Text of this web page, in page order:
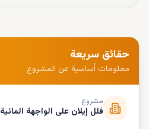
حقائق سريعة
معلومات أساسية عن المشروع
مشروع
فلل إيلان على الواجهة المائية